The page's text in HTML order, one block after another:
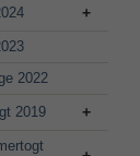
2022
2019